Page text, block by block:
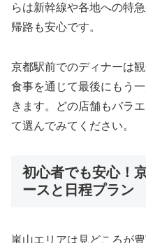
らは新幹線や各地への特
帰路も安心です。
京都駅前でのディナーは
食事を通じて最後にもう
きます。どの店舗もバラ
て選んでみてください。
初心者でも安心！
ースと日程プラン
嵐山エリアは見どころが